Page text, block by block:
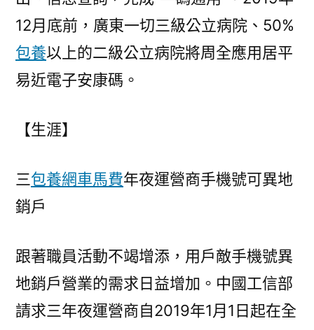
12月底前，廣東一切三級公立病院、50%
包養以上的二級公立病院將周全應用居平
易近電子安康碼。
【生涯】
三包養網車馬費年夜運營商手機號可異地
銷戶
跟著職員活動不竭增添，用戶敵手機號異
地銷戶營業的需求日益增加。中國工信部
請求三年夜運營商自2019年1月1日起在全